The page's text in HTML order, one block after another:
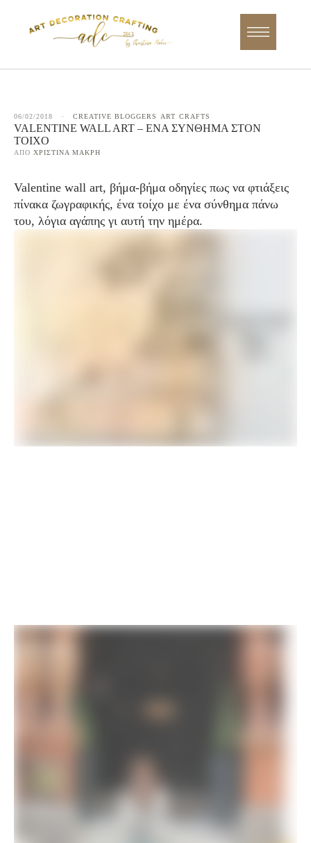
06/02/2018 · CREATIVE BLOGGERS ART CRAFTS
VALENTINE WALL ART – ΈΝΑ ΣΎΝΘΗΜΑ ΣΤΟΝ
ΤΟΊΧΟ
ΑΠΌ ΧΡΙΣΤΊΝΑ ΜΑΚΡΉ
Valentine wall art, βήμα-βήμα οδηγίες πως να φτιάξεις
πίνακα ζωγραφικής, ένα τοίχο με ένα σύνθημα πάνω
του, λόγια αγάπης γι αυτή την ημέρα.